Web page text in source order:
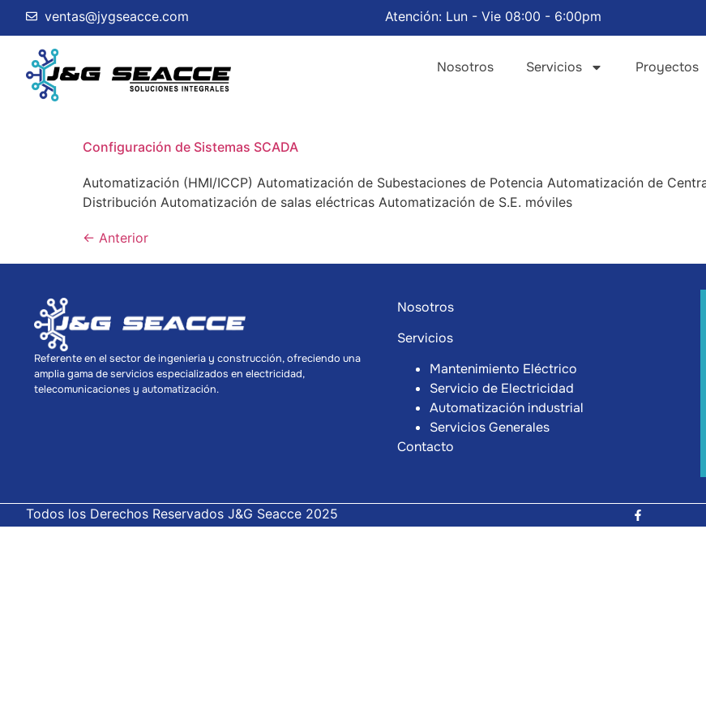
ventas@jygseacce.com Atención: Lun - Vie 08:00 - 6:00pm
Nosotros Servicios Proyectos
Configuración de Sistemas SCADA
Automatización (HMI/ICCP) Automatización de Subestaciones de Potencia Automatización de
Distribución Automatización de salas eléctricas Automatización de S.E. móviles
← Anterior
Referente en el sector de ingenieria y construcción, ofreciendo una
amplia gama de servicios especializados en electricidad,
telecomunicaciones y automatización.
Nosotros
Servicios
Mantenimiento Eléctrico
Servicio de Electricidad
Automatización industrial
Servicios Generales
Contacto
Todos los Derechos Reservados J&G Seacce 2025